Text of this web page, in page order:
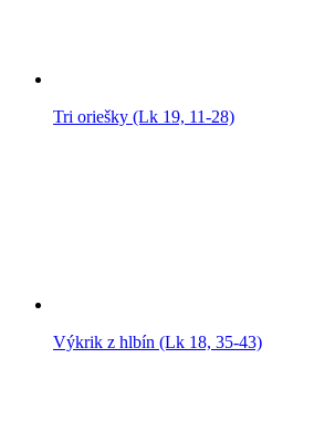
Tri oriešky (Lk 19, 11-28)
Výkrik z hlbín (Lk 18, 35-43)